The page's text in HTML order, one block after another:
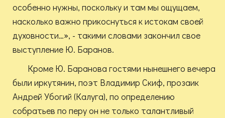
особенно нужны, поскольку и там мы ощущаем,
насколько важно прикоснуться к истокам своей
духовности…», - такими словами закончил свое
выступление Ю. Баранов.
Кроме Ю. Баранова гостями нынешнего вечера
были иркутянин, поэт Владимир Скиф, прозаик
Андрей Убогий (Калуга), по определению
собратьев по перу он не только талантливый